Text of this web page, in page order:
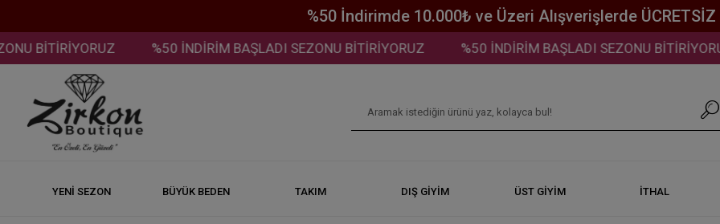
%50 İndirimde 10.000₺ ve Üzeri Alışverişlerde ÜCRETSİZ
BİTİRİYORUZ %50 İNDİRİM BAŞLADI SEZONU BİTİRİYORUZ %50 İNDİRİM BAŞLADI SEZONU BİTİRİYORUZ
YENİ SEZON BÜYÜK BEDEN TAKIM DIŞ GİYİM ÜST GİYİM İTHAL